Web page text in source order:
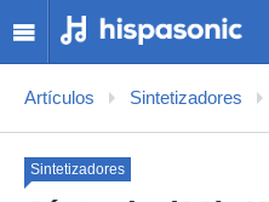
Artículos Sintetizadores
Sintetizadores